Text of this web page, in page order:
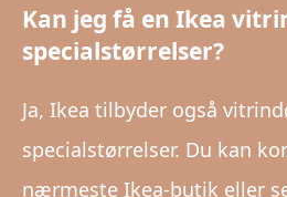
Kan jeg få en Ikea
specialstørrelser?
Ja, Ikea tilbyder også
specialstørrelser. Du kan
nærmeste Ikea-butik eller